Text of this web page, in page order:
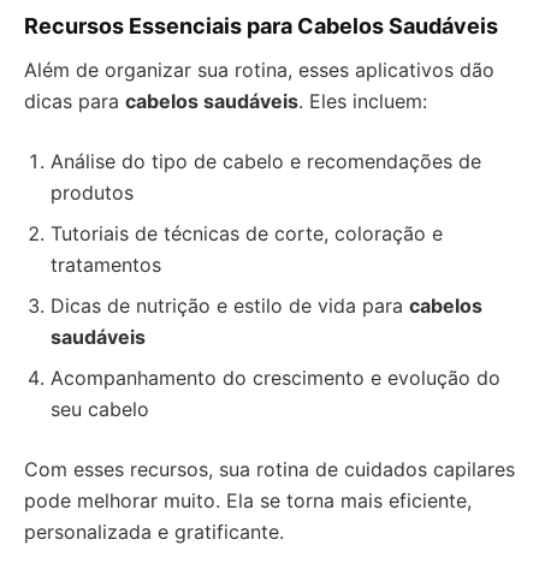
Recursos Essenciais para Cabelos Saudáveis
Além de organizar sua rotina, esses aplicativos dão
dicas para cabelos saudáveis. Eles incluem:
Análise do tipo de cabelo e recomendações de
produtos
Tutoriais de técnicas de corte, coloração e
tratamentos
Dicas de nutrição e estilo de vida para cabelos
saudáveis
Acompanhamento do crescimento e evolução do
seu cabelo
Com esses recursos, sua rotina de cuidados capilares
pode melhorar muito. Ela se torna mais eficiente,
personalizada e gratificante.